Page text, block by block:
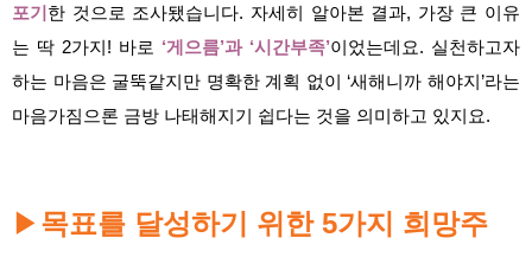
포기 한 것으로 조사됐습니다. 자세히 알아본 결과, 가장 큰 이유
는 딱 2가지! 바로 ‘게으름’과 ‘시간부족’이었는데요. 실천하고자
하는 마음은 굴뚝같지만 명확한 계획 없이 ‘새해니까 해야지’라는
마음가짐으론 금방 나태해지기 쉽다는 것을 의미하고 있지요.
▶목표를 달성하기 위한 5가지 희망주